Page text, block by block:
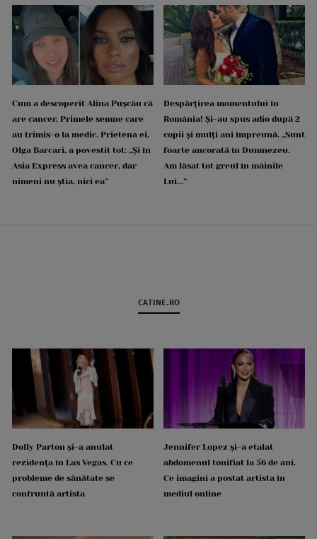
Cum a descoperit Alina Pușcău că
are cancer. Primele semne care
au trimis-o la medic. Prietena ei,
Olga Barcari, a povestit tot: „Și în
Asia Express avea cancer, dar
nimeni nu știa, nici ea”
Despărțirea momentului în
România! Și-au spus adio după 2
copii și mulți ani împreună. „Sunt
foarte ancorată în Dumnezeu.
Am lăsat tot greul în mâinile
Lui...”
CATINE.RO
Dolly Parton și-a anulat
rezidența în Las Vegas. Cu ce
probleme de sănătate se
confruntă artista
Jennifer Lopez și-a etalat
abdomenul tonifiat la 56 de ani.
Ce imagini a postat artista în
mediul online